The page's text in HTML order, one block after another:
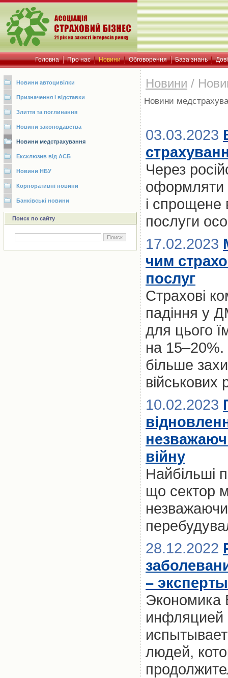
Головна Про нас Новини Обговорення База знань
Новини автоцивілки
Призначення і відставки
Злиття та поглинання
Новини законодавства
Новини медстрахування
Ексклюзив від АСБ
Новини НБУ
Корпоративні новини
Банківські новини
Поиск по сайту
Новини /
Новини
03.03.2023
Через
оформляти
і спрощене
послуги
17.02.2023
чим
послуг
Страхові
падіння у
для цього
на 15–20%.
більше
військових
10.02.2023
війну
Найбільші
що сектор
незважаючи
28.12.2022
– эксперты
Экономика
инфляцией
людей,